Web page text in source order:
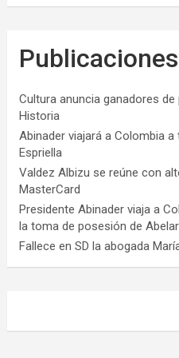
Cultura anuncia ganadores
Historia
Abinader viajará a Colombia
Espriella
Valdez Albizu se reúne con
MasterCard
Presidente Abinader viaja a
la toma de posesión de
Fallece en SD la abogada